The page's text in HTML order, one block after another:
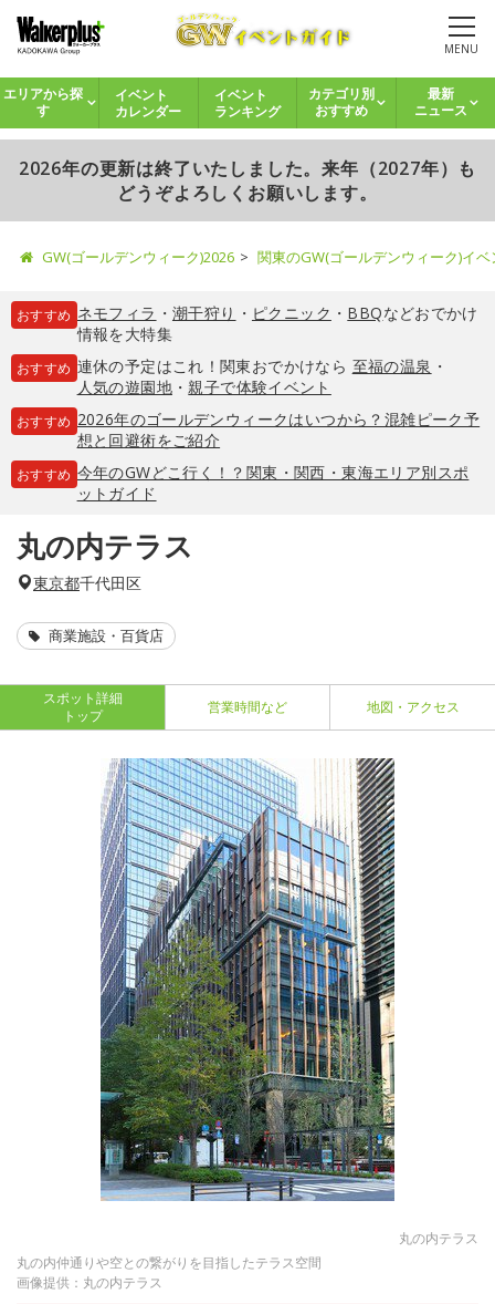
MENU
エリアから探
す
イベント
カレンダー
イベント
ランキング
カテゴリ別
おすすめ
最新
ニュース
2026年の更新は終了いたしました。来年（2027年）も
どうぞよろしくお願いします。
GW(ゴールデンウィーク)2026 関東のGW(ゴールデンウィーク)イ
おすすめ ネモフィラ ・ 潮干狩り ・ ピクニック ・ BBQなどおでかけ
情報を大特集
おすすめ 連休の予定はこれ！関東おでかけなら 至福の温泉 ・
人気の遊園地・親子で体験イベント
おすすめ 2026年のゴールデンウィークはいつから？混雑ピーク予
想と回避術をご紹介
おすすめ 今年のGWどこ行く！？関東・関西・東海エリア別スポ
ットガイド
丸の内テラス
東京都千代田区
商業施設・百貨店
スポット詳細
トップ
営業時間など 地図・アクセス
丸の内テラス
丸の内仲通りや空との繋がりを目指したテラス空間
画像提供：丸の内テラス